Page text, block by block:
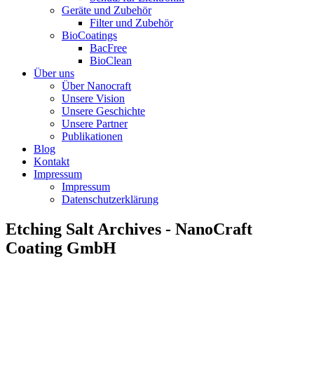
Geräte und Zubehör
Filter und Zubehör
BioCoatings
BacFree
BioClean
Über uns
Über Nanocraft
Unsere Vision
Unsere Geschichte
Unsere Partner
Publikationen
Blog
Kontakt
Impressum
Impressum
Datenschutzerklärung
Etching Salt Archives - NanoCraft
Coating GmbH